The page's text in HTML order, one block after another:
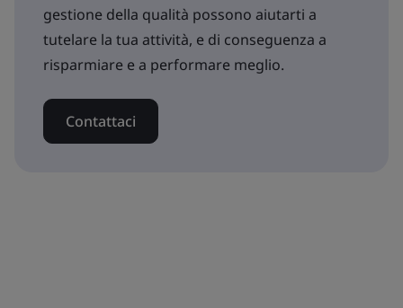
gestione della qualità possono aiutarti a
tutelare la tua attività, e di conseguenza a
risparmiare e a performare meglio.
Contattaci